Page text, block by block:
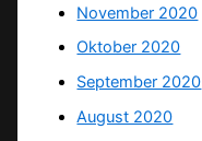
November 2020
Oktober 2020
September 2020
August 2020